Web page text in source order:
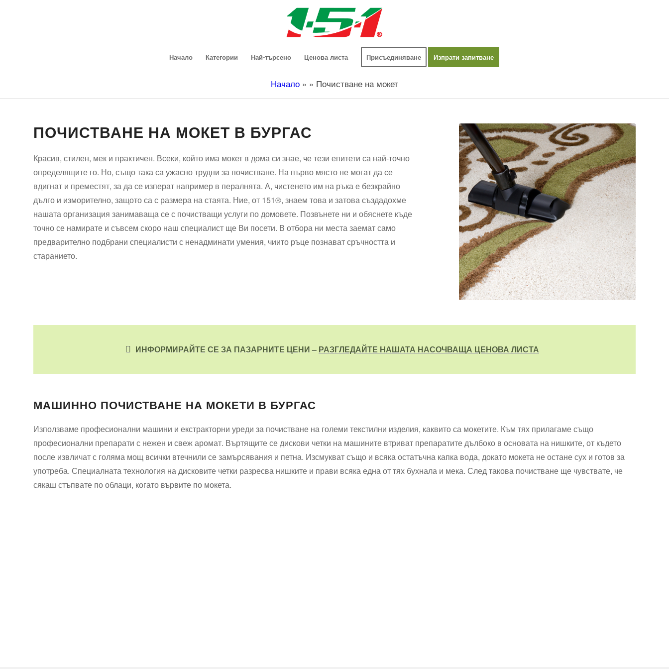
Начало Категории Най-търсено Ценова листа Присъединяване Изпрати запитване
Начало » » Почистване на мокет
ПОЧИСТВАНЕ НА МОКЕТ В БУРГАС
Красив, стилен, мек и практичен. Всеки, който има мокет в дома си знае, че тези епитети са най-точно
определящите го. Но, също така са ужасно трудни за почистване. На първо място не могат да се
вдигнат и преместят, за да се изперат например в пералнята. А, чистенето им на ръка е безкрайно
дълго и изморително, защото са с размера на стаята. Ние, от 151®, знаем това и затова създадохме
нашата организация занимаваща се с почистващи услуги по домовете. Позвънете ни и обяснете къде
точно се намирате и съвсем скоро наш специалист ще Ви посети. В отбора ни места заемат само
предварително подбрани специалисти с ненадминати умения, чиито ръце познават сръчността и
старанието.
ИНФОРМИРАЙТЕ СЕ ЗА ПАЗАРНИТЕ ЦЕНИ – РАЗГЛЕДАЙТЕ НАШАТА НАСОЧВАЩА ЦЕНОВА ЛИСТА
МАШИННО ПОЧИСТВАНЕ НА МОКЕТИ В БУРГАС
Използваме професионални машини и екстракторни уреди за почистване на големи текстилни изделия, каквито са мокетите. Към тях прилагаме също
професионални препарати с нежен и свеж аромат. Въртящите се дискови четки на машините втриват препаратите дълбоко в основата на нишките, от където
после извличат с голяма мощ всички втечнили се замърсявания и петна. Изсмукват също и всяка остатъчна капка вода, докато мокета не остане сух и готов за
употреба. Специалната технология на дисковите четки разресва нишките и прави всяка една от тях бухнала и мека. След такова почистване ще чувствате, че
сякаш стъпвате по облаци, когато вървите по мокета.